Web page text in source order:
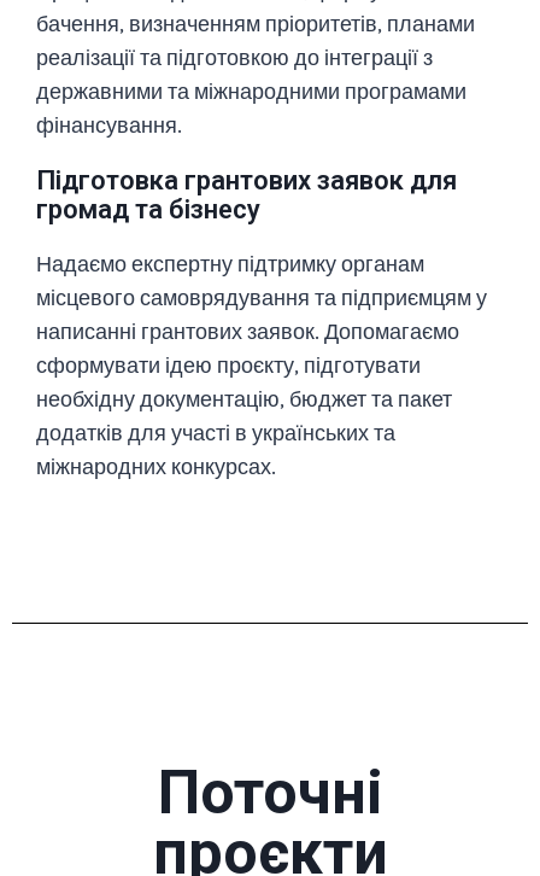
бачення, визначенням пріоритетів, планами
реалізації та підготовкою до інтеграції з
державними та міжнародними програмами
фінансування.
Підготовка грантових заявок для
громад та бізнесу
Надаємо експертну підтримку органам
місцевого самоврядування та підприємцям у
написанні грантових заявок. Допомагаємо
сформувати ідею проєкту, підготувати
необхідну документацію, бюджет та пакет
додатків для участі в українських та
міжнародних конкурсах.
Поточні
проєкти